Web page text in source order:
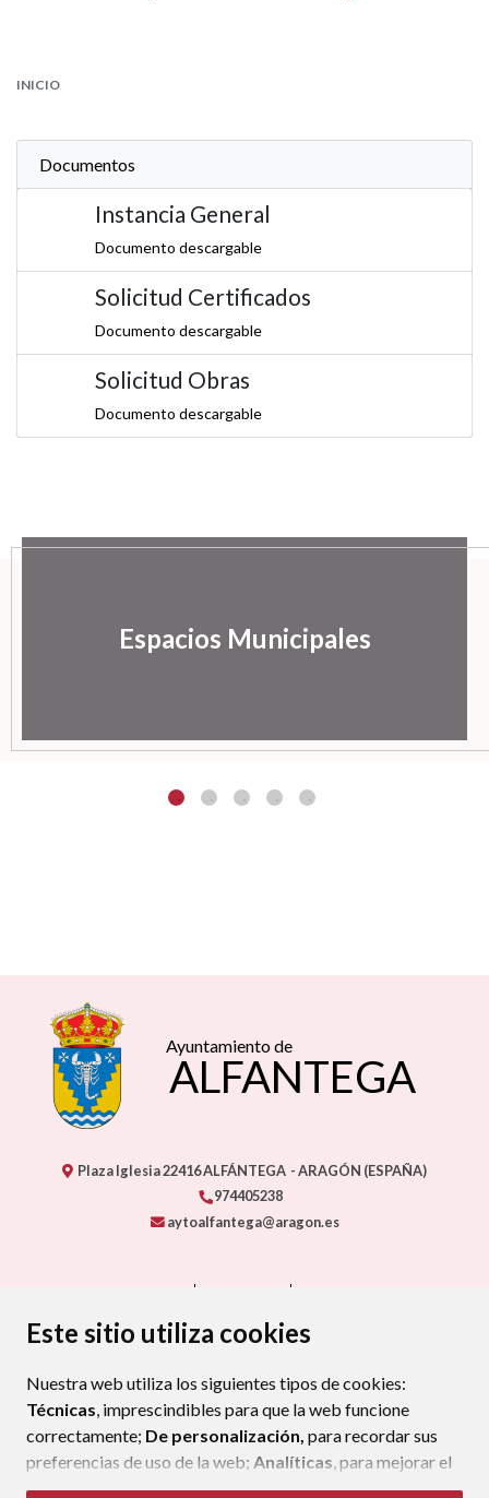
Este sitio utiliza cookies
Nuestra web utiliza los siguientes tipos de cookies:
Técnicas, imprescindibles para que la web funcione
correctamente; De personalización, para recordar sus
preferencias de uso de la web; Analíticas, para mejorar el
funcionamiento de la web y sus servicios.
INICIO
Documentos
Instancia General
Documento descargable
Solicitud Certificados
Documento descargable
Solicitud Obras
Documento descargable
Espacios Municipales
Ayuntamiento de
ALFANTEGA
Plaza Iglesia22416ALFÁNTEGA - ARAGÓN (ESPAÑA)
974405238
aytoalfantega@aragon.es
PROTECCIÓN DE DATOS
POLÍTICA DE COOKIES
ENLACE EXTERNO AL